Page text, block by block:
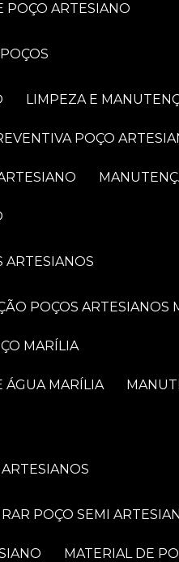
POÇO ARTESIANO
LIMPEZA E
POÇO
ARTESIANOS
POÇOS ARTESIANOS
MARÍLIA
ÁGUA MARÍLIA
ARTESIANOS
POÇO SEMI
MATERIAL DE